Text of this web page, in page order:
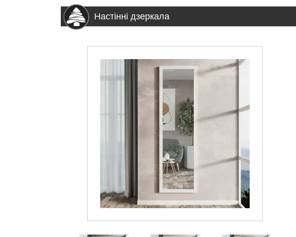
Настінні дзеркала